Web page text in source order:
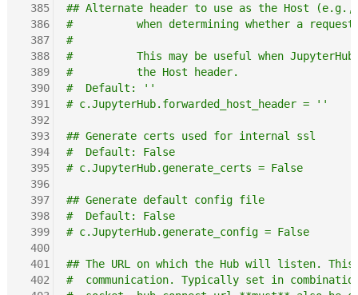
385
386
387
388
389
390
391
392
393
394
395
396
397
398
399
400
401
402
## Alternate header to use as the Host (e.g.,
#          when determining whether a
#
#          This may be useful when
#          the Host header.
#  Default: ''
# c.JupyterHub.forwarded_host_header = ''
## Generate certs used for internal ssl
#  Default: False
# c.JupyterHub.generate_certs = False
## Generate default config file
#  Default: False
# c.JupyterHub.generate_config = False
## The URL on which the Hub will listen.
#  communication. Typically set in